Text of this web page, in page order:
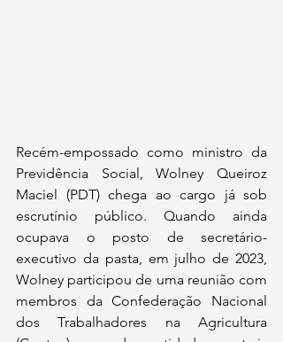
Recém-empossado como ministro da
Previdência Social, Wolney Queiroz
Maciel (PDT) chega ao cargo já sob
escrutínio público. Quando ainda
ocupava o posto de secretário-
executivo da pasta, em julho de 2023,
Wolney participou de uma reunião com
membros da Confederação Nacional
dos Trabalhadores na Agricultura